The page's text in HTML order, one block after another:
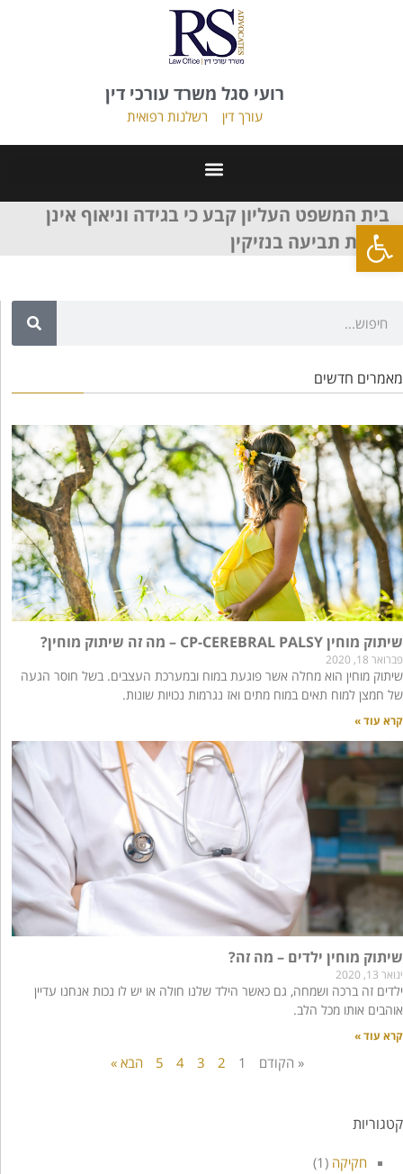
פתח סרגל נגישות
רועי סגל משרד עורכי דין
עורך דין רשלנות רפואית
בית המשפט העליון קבע כי בגידה וניאוף אינן
עילות תביעה בנזיקין
מאמרים חדשים
שיתוק מוחין CP-CEREBRAL PALSY – מה זה שיתוק מוחין?
פברואר 18, 2020
שיתוק מוחין הוא מחלה אשר פוגעת במוח ובמערכת העצבים. בשל חוסר הגעה
של חמצן למוח תאים במוח מתים ואז נגרמות נכויות שונות.
קרא עוד »
שיתוק מוחין ילדים – מה זה?
ינואר 13, 2020
ילדים זה ברכה ושמחה, גם כאשר הילד שלנו חולה או יש לו נכות אנחנו עדיין
אוהבים אותו מכל הלב.
קרא עוד »
« הקודם 1
2
3
4
5 הבא »
קטגוריות
חקיקה (1)